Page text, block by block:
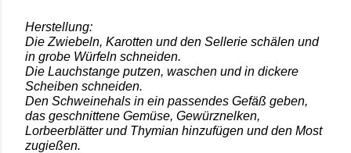
Herstellung:
Die Zwiebeln, Karotten und den Sellerie schälen und
in grobe Würfeln schneiden.
Die Lauchstange putzen, waschen und in dickere
Scheiben schneiden.
Den Schweinehals in ein passendes Gefäß geben,
das geschnittene Gemüse, Gewürznelken,
Lorbeerblätter und Thymian hinzufügen und den Most
zugießen.